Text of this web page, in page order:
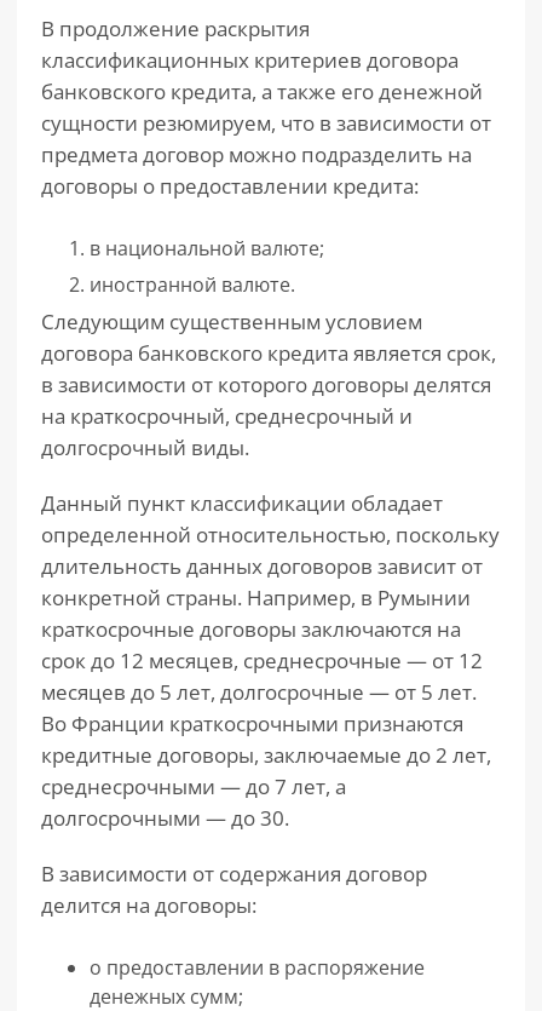
В продолжение раскрытия
классификационных критериев договора
банковского кредита, а также его денежной
сущности резюмируем, что в зависимости от
предмета договор можно подразделить на
договоры о предоставлении кредита:
в национальной валюте;
иностранной валюте.
Следующим существенным условием
договора банковского кредита является срок,
в зависимости от которого договоры делятся
на краткосрочный, среднесрочный и
долгосрочный виды.
Данный пункт классификации обладает
определенной относительностью, поскольку
длительность данных договоров зависит от
конкретной страны. Например, в Румынии
краткосрочные договоры заключаются на
срок до 12 месяцев, среднесрочные — от 12
месяцев до 5 лет, долгосрочные — от 5 лет.
Во Франции краткосрочными признаются
кредитные договоры, заключаемые до 2 лет,
среднесрочными — до 7 лет, а
долгосрочными — до 30.
В зависимости от содержания договор
делится на договоры:
о предоставлении в распоряжение
денежных сумм;